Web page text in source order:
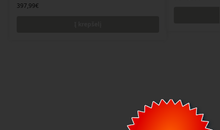
397,99€